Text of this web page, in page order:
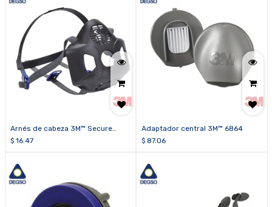
Arnés de cabeza 3M™ Secure
Click™ HF-800-04
$ 16.47
Adaptador central 3M™ 6864
$ 87.06